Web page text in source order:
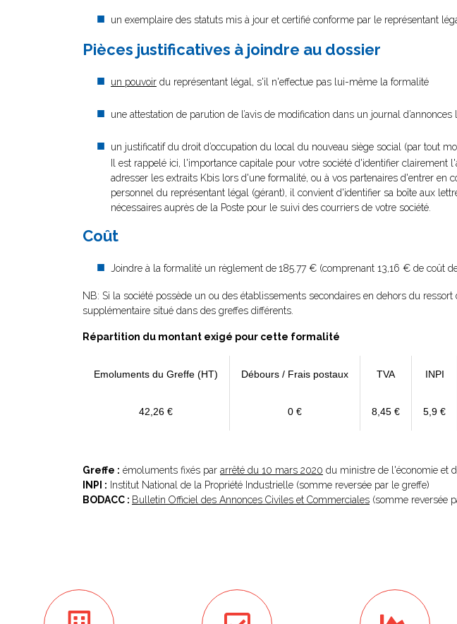
un exemplaire des statuts mis à jour et certifié conforme par le représentant
Pièces justificatives à joindre au dossier
un pouvoir du représentant légal, s'il n'effectue pas lui-même la formalité
une attestation de parution de l’avis de modification dans un journal d’annonces
un justificatif du droit d’occupation du local du nouveau siège social (par tout
Il est rappelé ici, l'importance capitale pour votre société d'identifier
adresser les extraits Kbis lors d'une formalité, ou à vos partenaires d'entrer en
personnel du représentant légal (gérant), il convient d'identifier sa boîte aux
nécessaires auprès de la Poste pour le suivi des courriers de votre société.
Coût
Joindre à la formalité un règlement de185.77 € (comprenant 13,16 € de coût
NB: Si la société possède un ou des établissements secondaires en dehors du
supplémentaire situé dans des greffes différents.
Répartition du montant exigé pour cette formalité
Emoluments du Greffe (HT) Débours / Frais postaux TVA INPI
42,26 € 0 € 8,45 € 5,9 €
Greffe : émoluments fixés par arrêté du 10 mars 2020 du ministre de l'économie et
INPI : Institut National de la Propriété Industrielle (somme reversée par le greffe)
BODACC : Bulletin Officiel des Annonces Civiles et Commerciales (somme reversée